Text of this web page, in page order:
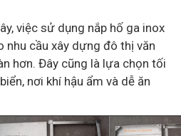
việc sử dụng nắp hố ga inox
nhu cầu xây dựng đô thị văn
hơn. Đây cũng là lựa chọn tối
nơi khí hậu ẩm và dễ ăn